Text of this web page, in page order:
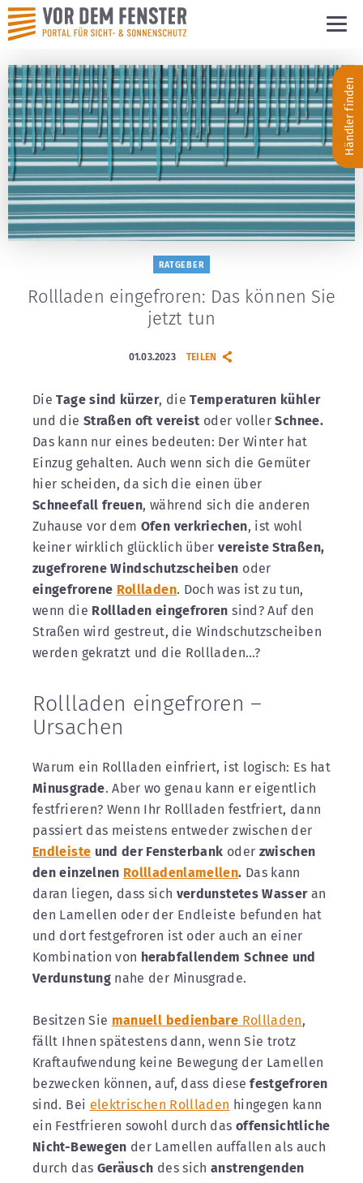
Händler finden
RATGEBER
Rollladen eingefroren: Das können Sie
jetzt tun
01.03.2023 TEILEN
DieTage sind kürzer, dieTemperaturen kühler
und die Straßen oft vereist oder vollerSchnee.
Das kann nur eines bedeuten: Der Winter hat
Einzug gehalten. Auch wenn sich die Gemüter
hier scheiden, da sich die einen über
Schneefall freuen, während sich die anderen
Zuhause vor dem Ofen verkriechen, ist wohl
keiner wirklich glücklich übervereiste Straßen,
zugefrorene Windschutzscheiben oder
eingefrorene Rollladen. Doch was ist zu tun,
wenn die Rollladen eingefroren sind? Auf den
Straßen wird gestreut, die Windschutzscheiben
werden gekratzt und die Rollladen…?
Rollladen eingefroren –
Ursachen
Warum ein Rollladen einfriert, ist logisch: Es hat
Minusgrade. Aber wo genau kann er eigentlich
festfrieren? Wenn Ihr Rollladen festfriert, dann
passiert das meistens entweder zwischen der
Endleiste und der Fensterbank oder zwischen
den einzelnen Rollladenlamellen. Das kann
daran liegen, dass sich verdunstetes Wasseran
den Lamellen oder der Endleiste befunden hat
und dort festgefroren ist oder auch an einer
Kombination von herabfallendem Schnee und
Verdunstungnahe der Minusgrade.
Besitzen Sie manuell bedienbare Rollladen,
fällt Ihnen spätestens dann, wenn Sie trotz
Kraftaufwendung keine Bewegung der Lamellen
bezwecken können, auf, dass diesefestgefroren
sind. Bei elektrischen Rollladen hingegen kann
ein Festfrieren sowohl durch das offensichtliche
Nicht-Bewegen der Lamellen auffallen als auch
durch das Geräusch des sichanstrengenden